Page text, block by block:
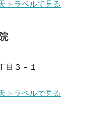
トラベルで見る
目３－１
トラベルで見る